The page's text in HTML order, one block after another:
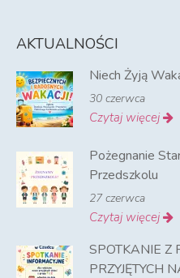
AKTUALNOŚCI
Niech Żyją
30 czerwca
Czytaj więcej
Pożegnanie
Przedszkolu
27 czerwca
Czytaj więcej
SPOTKANIE Z
PRZYJĘTYCH